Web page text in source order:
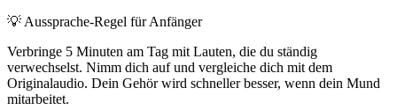
💡 Aussprache-Regel für Anfänger
Verbringe 5 Minuten am Tag mit Lauten, die du ständig
verwechselst. Nimm dich auf und vergleiche dich mit dem
Originalaudio. Dein Gehör wird schneller besser, wenn dein Mund
mitarbeitet.